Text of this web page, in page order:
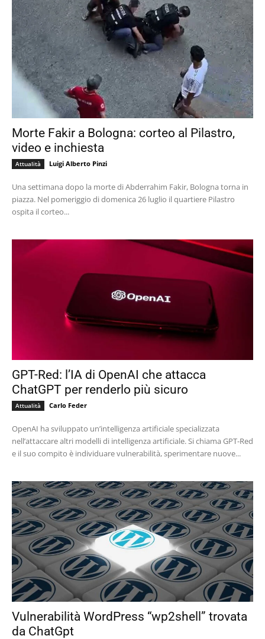
Morte Fakir a Bologna: corteo al Pilastro,
video e inchiesta
Attualità Luigi Alberto Pinzi
Una settimana dopo la morte di Abderrahim Fakir, Bologna torna in
piazza. Nel pomeriggio di domenica 26 luglio il quartiere Pilastro
ospita il corteo...
GPT-Red: l’IA di OpenAI che attacca
ChatGPT per renderlo più sicuro
Attualità Carlo Feder
OpenAI ha sviluppato un’intelligenza artificiale specializzata
nell’attaccare altri modelli di intelligenza artificiale. Si chiama GPT-Red
e il suo compito è individuare vulnerabilità, sperimentare nuove...
Vulnerabilità WordPress “wp2shell” trovata
da ChatGpt